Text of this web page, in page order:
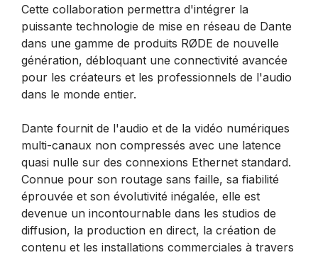
Cette collaboration permettra d'intégrer la
puissante technologie de mise en réseau de Dante
dans une gamme de produits RØDE de nouvelle
génération, débloquant une connectivité avancée
pour les créateurs et les professionnels de l'audio
dans le monde entier.
Dante fournit de l'audio et de la vidéo numériques
multi-canaux non compressés avec une latence
quasi nulle sur des connexions Ethernet standard.
Connue pour son routage sans faille, sa fiabilité
éprouvée et son évolutivité inégalée, elle est
devenue un incontournable dans les studios de
diffusion, la production en direct, la création de
contenu et les installations commerciales à travers